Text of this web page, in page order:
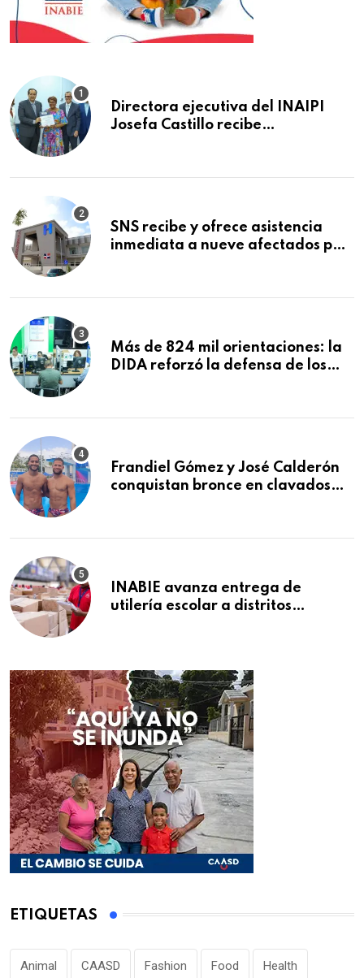
Directora ejecutiva del INAIPI
Josefa Castillo recibe
SNS recibe y ofrece asistencia
inmediata a nueve afectados por
Macorís
Más de 824 mil orientaciones: la
DIDA reforzó la defensa de los
Frandiel Gómez y José Calderón
conquistan bronce en clavados
INABIE avanza entrega de
utilería escolar a distritos
ETIQUETAS
Animal CAASD Fashion Food Health